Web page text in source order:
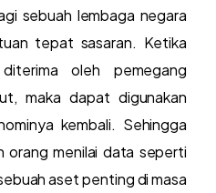
sebuah lembaga negara
tepat sasaran. Ketika
oleh pemegang
maka dapat digunakan
kembali. Sehingga
orang menilai data seperti
aset penting di masa